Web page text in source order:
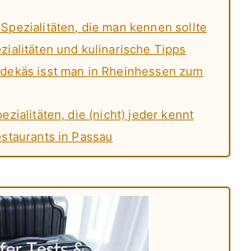
die man kennen sollte
und kulinarische Tipps
isst man in Rheinhessen zum
die (nicht) jeder kennt
in Passau